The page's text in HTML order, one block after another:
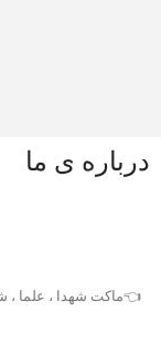
درباره ی ما
👈ماکت شهدا ، علما